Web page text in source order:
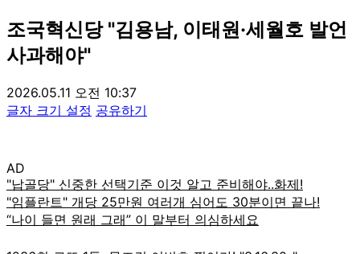
조국혁신당 "김용남, 이태원·세월호 발언
사과해야"
2026.05.11 오전 10:37
글자 크기 설정 공유하기
AD